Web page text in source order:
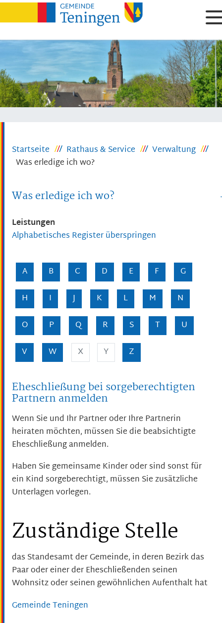
Startseite Rathaus & Service
Verwaltung
Was erledige ich wo?
Was erledige ich wo?
Leistungen
Alphabetisches Register überspringen
A B C D E F
G
H
I J K L M
N
O
P Q R S T
U
V
W X Y Z
Eheschließung bei sorgeberechtigten
Partnern anmelden
Wenn Sie und Ihr Partner oder Ihre Partnerin
heiraten möchten, müssen Sie die beabsichtigte
Eheschließung anmelden.
Haben Sie gemeinsame Kinder oder sind sonst für
ein Kind sorgeberechtigt, müssen Sie zusätzliche
Unterlagen vorlegen.
Zuständige Stelle
das Standesamt der Gemeinde, in deren Bezirk das
Paar oder einer der Eheschließenden seinen
Wohnsitz oder seinen gewöhnlichen Aufenthalt hat
Gemeinde Teningen